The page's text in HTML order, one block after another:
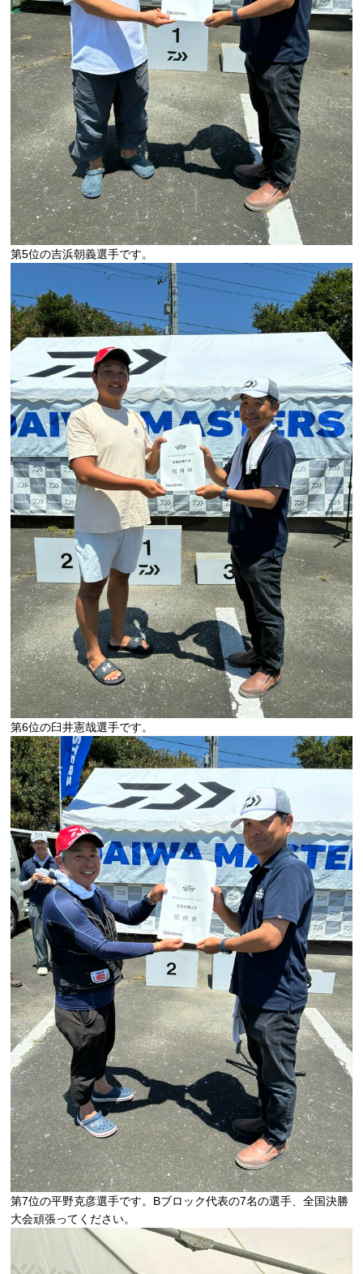
第5位の吉浜朝義選手です。
第6位の臼井憲哉選手です。
第7位の平野克彦選手です。Bブロック代表の7名の選手、全国決勝
大会頑張ってください。